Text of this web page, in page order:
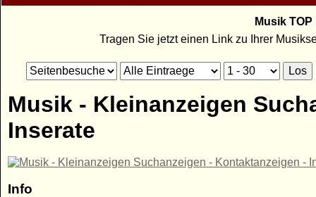
Musik
Tragen Sie jetzt einen Link zu Ihrer
Musik - Kleinanzeigen
Inserate
Info